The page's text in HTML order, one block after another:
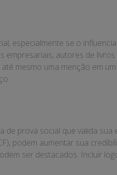
especialmente se o
autores de
mesmo uma menção em
prova social que valida
podem aumentar sua
ser destacados. Incluir